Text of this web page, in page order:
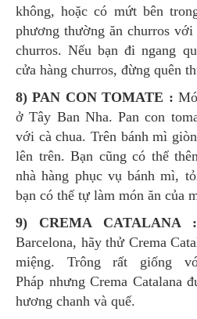
không, hoặc có mứt bên
phương thường ăn churros
churros. Nếu bạn đi ngang
cửa hàng churros, đừng quên
8) PAN CON TOMATE :
ở Tây Ban Nha. Pan con
với cà chua. Trên bánh mì
lên trên. Bạn cũng có thể
nhà hàng phục vụ bánh mì,
bạn có thể tự làm món ăn của
9) CREMA CATALANA :
Barcelona, ​​hãy thử Crema
miệng. Trông rất giống
Pháp nhưng Crema Catalana
hương chanh và quế.